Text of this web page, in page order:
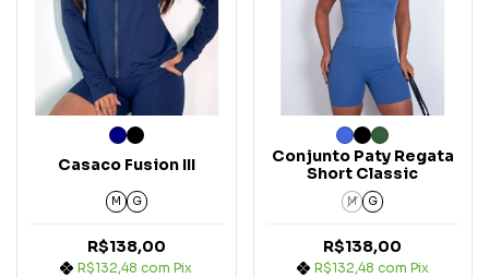
Casaco Fusion III
M G
R$138,00
R$132,48com Pix
Conjunto Paty Regata
Short Classic
M G
R$138,00
R$132,48 com Pix